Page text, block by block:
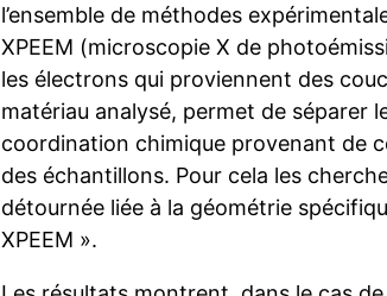
l’ensemble de méthodes
XPEEM (microscopie X de
les électrons qui proviennent des
matériau analysé, permet de séparer
coordination chimique provenant de
des échantillons. Pour cela les
détournée liée à la géométrie
XPEEM ».